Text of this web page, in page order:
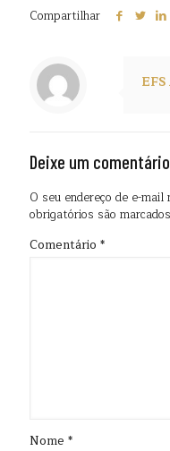
Compartilhar
Deixe um comentário
O seu endereço de e-
obrigatórios são
Comentário *
Nome *